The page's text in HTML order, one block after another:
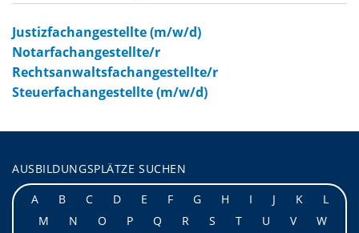
Justizfachangestellte (m/w/d)
Notarfachangestellte/r
Rechtsanwaltsfachangestellte/r
Steuerfachangestellte (m/w/d)
AUSBILDUNGSPLÄTZE SUCHEN
A
B C D E F G H I J K
L
M
N O P Q R S T U V
W